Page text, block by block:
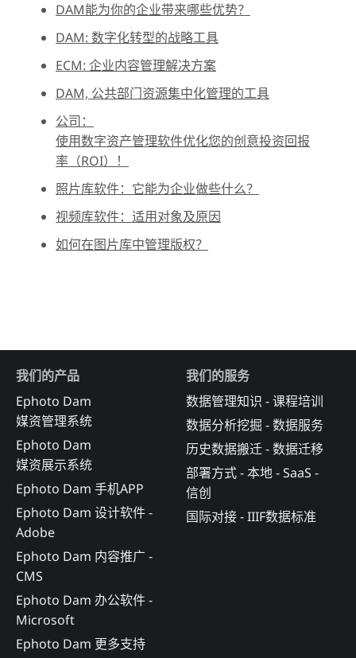
DAM能为你的企业带来哪些优势？
DAM: 数字化转型的战略工具
ECM: 企业内容管理解决方案
DAM, 公共部门资源集中化管理的工具
公司：
使用数字资产管理软件优化您的创意投资回报
率（ROI）！
照片库软件：它能为企业做些什么？
视频库软件：适用对象及原因
如何在图片库中管理版权？
我们的产品
Ephoto Dam
媒资管理系统
Ephoto Dam
媒资展示系统
Ephoto Dam 手机APP
Ephoto Dam 设计软件 -
Adobe
Ephoto Dam 内容推广 -
CMS
Ephoto Dam 办公软件 -
Microsoft
Ephoto Dam 更多支持
我们的服务
数据管理知识 - 课程培训
数据分析挖掘 - 数据服务
历史数据搬迁 - 数据迁移
部署方式 - 本地 - SaaS -
信创
国际对接 - IIIF数据标准